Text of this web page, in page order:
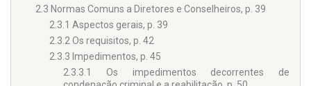
2.3 Normas Comuns a Diretores e Conselheiros, p. 39
2.3.1 Aspectos gerais, p. 39
2.3.2 Os requisitos, p. 42
2.3.3 Impedimentos, p. 45
2.3.3.1 Os impedimentos decorrentes de